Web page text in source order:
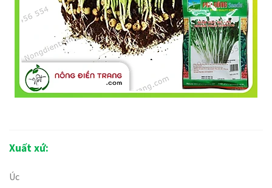
Xuất xứ:
Úc